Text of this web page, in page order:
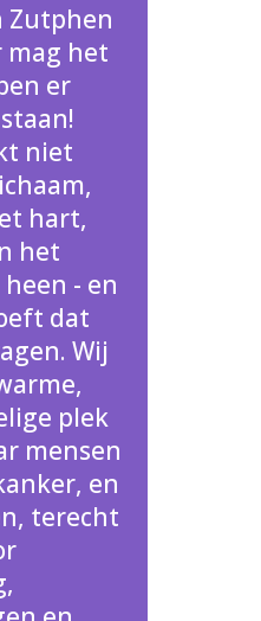
Zutphen
mag het
er
niet
hart,
het
- en
dat
Wij
plek
mensen
en
terecht